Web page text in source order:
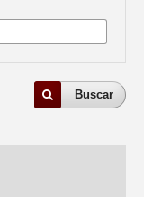
Buscar